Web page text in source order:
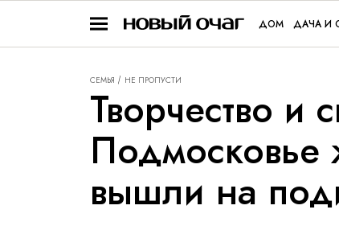
ДОМ ДАЧА И
СЕМЬЯ НЕ ПРОПУСТИ
Творчество и
вышли на